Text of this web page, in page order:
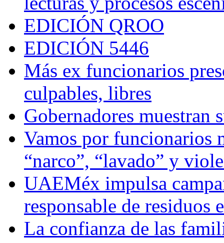
EDICIÓN QROO
EDICIÓN 5446
Más ex funcionarios
culpables, libres
Gobernadores muestran
Vamos por funcionarios
“narco”, “lavado” y
UAEMéx impulsa
responsable de residuos
La confianza de las